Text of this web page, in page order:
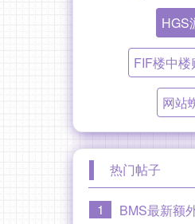
HGS
FIF楼中
网站
热门帖子
1
BMS最新额